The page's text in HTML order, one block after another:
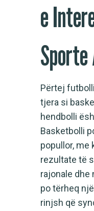
e
Përtej
tjera si
hendbolli
Basketbolli
popullor, me
rezultate të
rajonale dhe
po tërheq
rinjsh që